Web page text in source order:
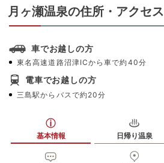
月ヶ瀬温泉の住所・アクセス
車でお越しの方
東名高速道路沼津ICから車で約40分
電車でお越しの方
三島駅からバスで約20分
基本情報 日帰り温泉